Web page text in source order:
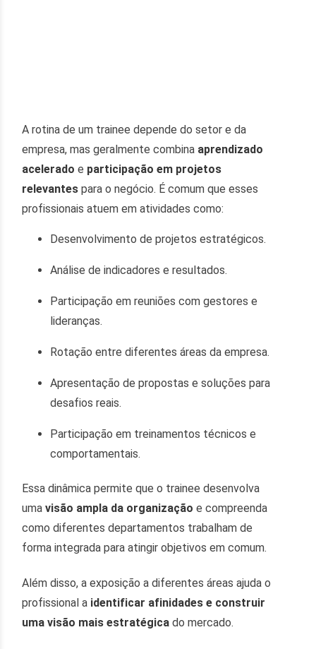
A rotina de um trainee depende do setor e da
empresa, mas geralmente combina aprendizado
acelerado e participação em projetos
relevantes para o negócio. É comum que esses
profissionais atuem em atividades como:
Desenvolvimento de projetos estratégicos.
Análise de indicadores e resultados.
Participação em reuniões com gestores e
lideranças.
Rotação entre diferentes áreas da empresa.
Apresentação de propostas e soluções para
desafios reais.
Participação em treinamentos técnicos e
comportamentais.
Essa dinâmica permite que o trainee desenvolva
umavisão ampla da organização e compreenda
como diferentes departamentos trabalham de
forma integrada para atingir objetivos em comum.
Além disso, a exposição a diferentes áreas ajuda o
profissional a identificar afinidades e construir
uma visão mais estratégica do mercado.